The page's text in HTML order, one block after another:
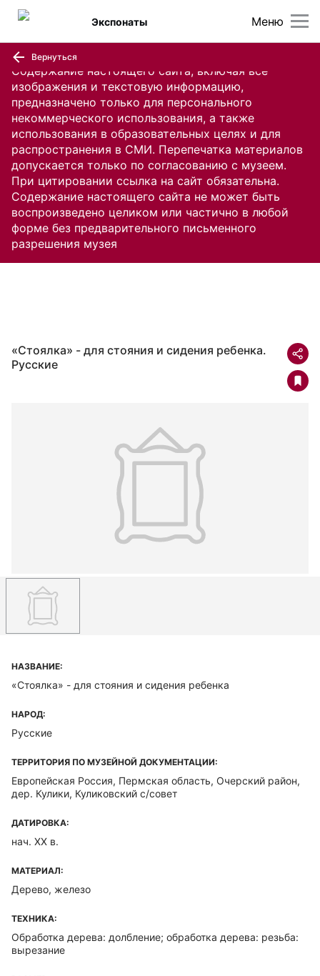
Содержание настоящего сайта, включая все
изображения и текстовую информацию,
предназначено только для персонального
некоммерческого использования, а также
использования в образовательных целях и для
распространения в СМИ. Перепечатка материалов
допускается только по согласованию с музеем.
При цитировании ссылка на сайт обязательна.
Содержание настоящего сайта не может быть
воспроизведено целиком или частично в любой
форме без предварительного письменного
разрешения музея
Меню
Экспонаты
Вернуться
«Стоялка» - для стояния и сидения ребенка.
Русские
НАЗВАНИЕ:
«Стоялка» - для стояния и сидения ребенка
НАРОД:
Русские
ТЕРРИТОРИЯ ПО МУЗЕЙНОЙ ДОКУМЕНТАЦИИ:
Европейская Россия, Пермская область, Очерский район,
дер. Кулики, Куликовский с/совет
ДАТИРОВКА:
нач. XX в.
МАТЕРИАЛ:
Дерево, железо
ТЕХНИКА:
Обработка дерева: долбление; обработка дерева: резьба:
вырезание